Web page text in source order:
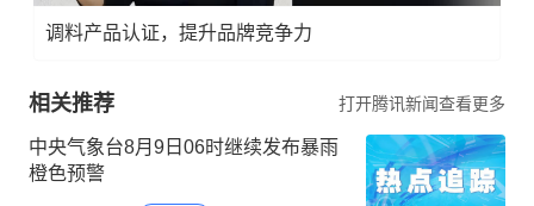
调料产品认证，提升品牌竞争力
相关推荐 打开腾讯新闻查看更多
中央气象台8月9日06时继续发布暴雨
橙色预警